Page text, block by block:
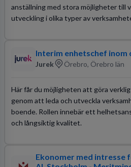
anställning med stora möjligheter till
utveckling i olika typer av
Interim enhetschef inom
Jurek Örebro, Örebro län
Här får du möjligheten att göra
genom att leda och utveckla
boende. Rollen innebär ett
och långsiktig kvalitet.
Ekonomer med intresse